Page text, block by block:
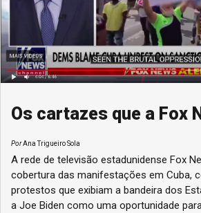
Os cartazes que a Fox
PorAna Trigueiro Sola
A rede de televisão estadunidense Fox
cobertura das manifestações em Cuba,
protestos que exibiam a bandeira dos
a Joe Biden como uma oportunidade